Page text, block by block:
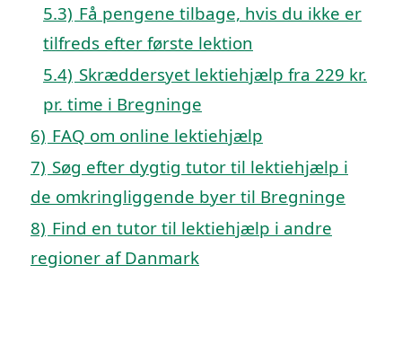
5.3) Få pengene tilbage, hvis du ikke er
tilfreds efter første lektion
5.4) Skræddersyet lektiehjælp fra 229 kr.
pr. time i Bregninge
6) FAQ om online lektiehjælp
7) Søg efter dygtig tutor til lektiehjælp i
de omkringliggende byer til Bregninge
8) Find en tutor til lektiehjælp i andre
regioner af Danmark